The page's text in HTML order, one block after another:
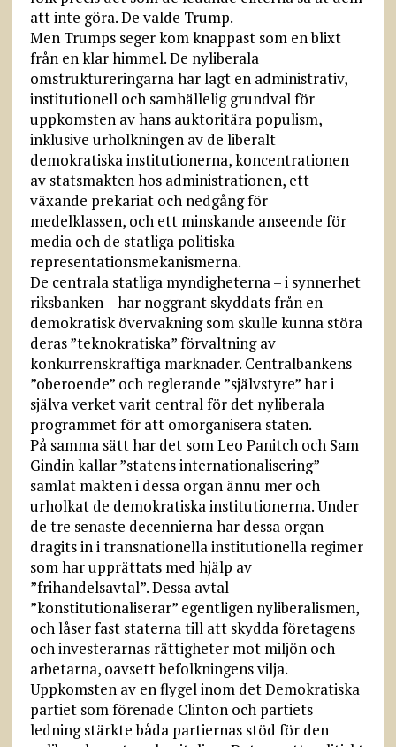
att inte göra. De valde Trump.
Men Trumps seger kom knappast som en blixt
från en klar himmel. De nyliberala
omstruktureringarna har lagt en administrativ,
institutionell och samhällelig grundval för
uppkomsten av hans auktoritära populism,
inklusive urholkningen av de liberalt
demokratiska institutionerna, koncentrationen
av statsmakten hos administrationen, ett
växande prekariat och nedgång för
medelklassen, och ett minskande anseende för
media och de statliga politiska
representationsmekanismerna.
De centrala statliga myndigheterna – i synnerhet
riksbanken – har noggrant skyddats från en
demokratisk övervakning som skulle kunna störa
deras ”teknokratiska” förvaltning av
konkurrenskraftiga marknader. Centralbankens
”oberoende” och reglerande ”självstyre” har i
själva verket varit central för det nyliberala
programmet för att omorganisera staten.
På samma sätt har det som Leo Panitch och Sam
Gindin kallar ”statens internationalisering”
samlat makten i dessa organ ännu mer och
urholkat de demokratiska institutionerna. Under
de tre senaste decennierna har dessa organ
dragits in i transnationella institutionella regimer
som har upprättats med hjälp av
”frihandelsavtal”. Dessa avtal
”konstitutionaliserar” egentligen nyliberalismen,
och låser fast staterna till att skydda företagens
och investerarnas rättigheter mot miljön och
arbetarna, oavsett befolkningens vilja.
Uppkomsten av en flygel inom det Demokratiska
partiet som förenade Clinton och partiets
ledning stärkte båda partiernas stöd för den